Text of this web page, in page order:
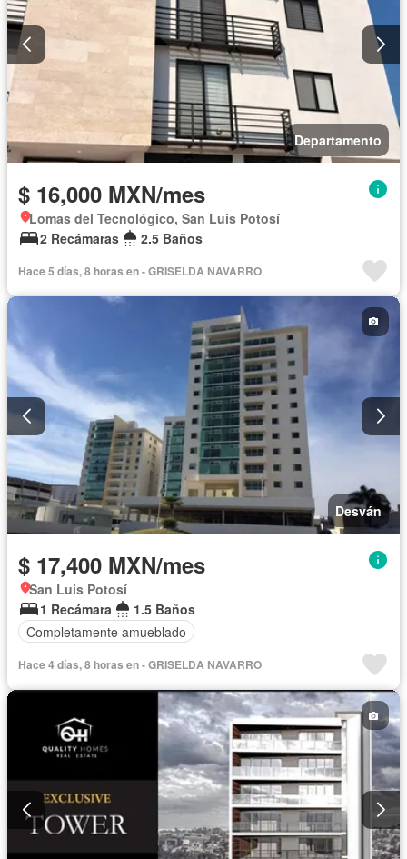
Departamento
$ 16,000 MXN/mes
Lomas del Tecnológico, San Luis Potosí
2 Recámaras
2.5 Baños
Hace 5 días, 8 horas en - GRISELDA NAVARRO
Desván
$ 17,400 MXN/mes
San Luis Potosí
1 Recámara
1.5 Baños
Completamente amueblado
Hace 4 días, 8 horas en - GRISELDA NAVARRO